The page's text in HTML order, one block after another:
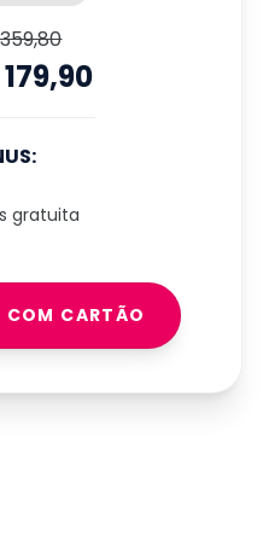
gratuita
COM CARTÃO